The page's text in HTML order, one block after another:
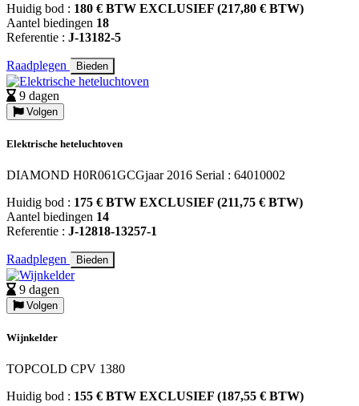
Huidig bod : 180 € BTW EXCLUSIEF (217,80 € BTW)
Aantel biedingen 18
Referentie : J-13182-5
Raadplegen Bieden
9 dagen
Volgen
Elektrische heteluchtoven
DIAMOND H0R061GCGjaar 2016 Serial : 64010002
Huidig bod : 175 € BTW EXCLUSIEF (211,75 € BTW)
Aantel biedingen 14
Referentie : J-12818-13257-1
Raadplegen Bieden
9 dagen
Volgen
Wijnkelder
TOPCOLD CPV 1380
Huidig bod : 155 € BTW EXCLUSIEF (187,55 € BTW)